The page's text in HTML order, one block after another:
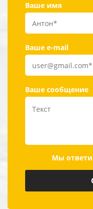
Ваше имя
Ваше e-mail
Ваше сообщение
Мы